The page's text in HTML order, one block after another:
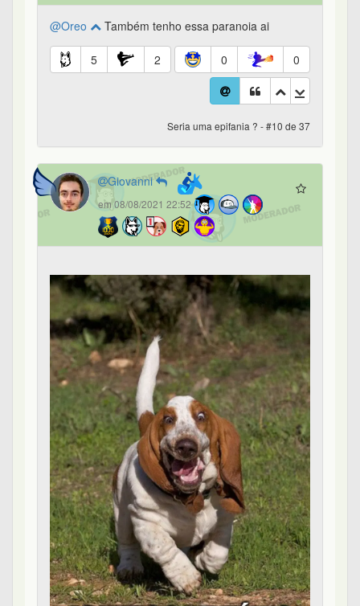
@Oreo Também tenho essa paranoia ai
5 2 0 0
Seria uma epifania ? - #10 de 37
Giovanni
em 08/08/2021 22:52